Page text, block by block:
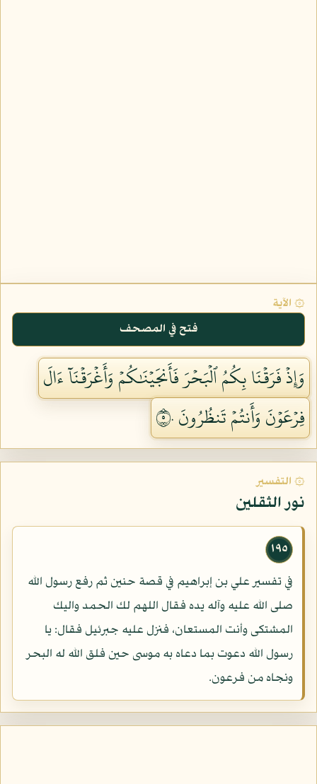
۞ الآية
فتح في المصحف
وَإِذۡ فَرَقۡنَا بِكُمُ ٱلۡبَحۡرَ فَأَنجَيۡنَٰكُمۡ وَأَغۡرَقۡنَآ ءَالَ
فِرۡعَوۡنَ وَأَنتُمۡ تَنظُرُونَ ٥٠
۞ التفسير
نور الثقلين
١٩٥
في تفسير علي بن إبراهيم في قصة حنين ثم رفع رسول الله
صلى الله عليه وآله يده فقال اللهم لك الحمد واليك
المشتكى وأنت المستعان، فنزل عليه جبرئيل فقال: يا
رسول الله دعوت بما دعاه به موسى حين فلق الله له البحر
ونجاه من فرعون.